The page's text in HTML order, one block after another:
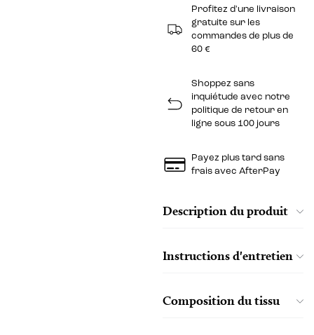
Profitez d'une livraison
gratuite sur les
commandes de plus de
60 €
Shoppez sans
inquiétude avec notre
politique de retour en
ligne sous 100 jours
Payez plus tard sans
frais avec AfterPay
Description du produit
Instructions d'entretien
Composition du tissu